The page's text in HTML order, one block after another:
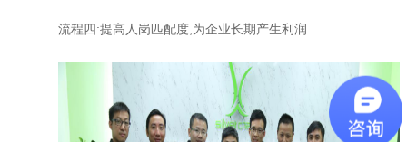
流程四:提高人岗匹配度,为企业长期产生利润